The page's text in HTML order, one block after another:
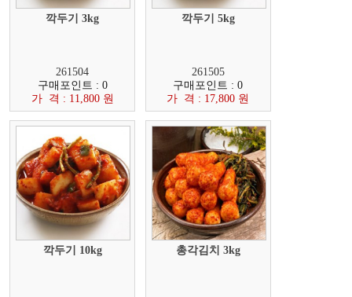
깍두기 3kg
261504
구매포인트 : 0
가 격 : 11,800 원
깍두기 5kg
261505
구매포인트 : 0
가 격 : 17,800 원
깍두기 10kg 총각김치 3kg